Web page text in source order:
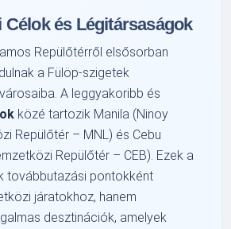
Célok és Légitársaságok
Repülőtérről elsősorban
a Fülöp-szigetek
A leggyakoribb és
közé tartozik Manila (Ninoy
Repülőtér – MNL) és Cebu
Repülőtér – CEB). Ezek a
továbbutazási pontokként
járatokhoz, hanem
desztinációk, amelyek